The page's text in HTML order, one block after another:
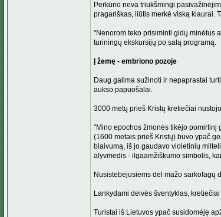
Perkūno neva triukšmingi
pragariškas, liūtis merkė viską kiaurai.
"Nenorom teko prisiminti gidų minėtus
turiningų ekskursijų po salą programą.
Į žemę - embriono pozoje
Daug galima sužinoti ir nepaprastai
aukso papuošalai.
3000 metų prieš Kristų kretiečiai
"Mino epochos žmonės tikėjo pomirtinį
(1600 metais prieš Kristų) buvo ypač
blaivumą, iš jo gaudavo violetinių
alyvmedis - ilgaamžiškumo simbolis,
Nusistebėjusiems dėl mažo sarkofagų
Lankydami deivės šventyklas,
Turistai iš Lietuvos ypač susidomėję